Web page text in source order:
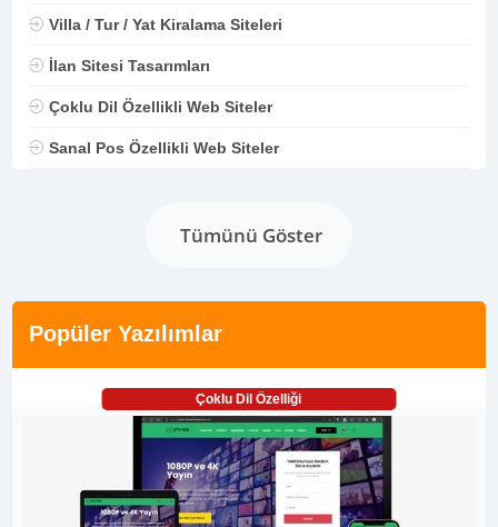
Villa / Tur / Yat Kiralama Siteleri
İlan Sitesi Tasarımları
Çoklu Dil Özellikli Web Siteler
Sanal Pos Özellikli Web Siteler
Tümünü Göster
Popüler Yazılımlar
Çoklu Dil Özelliği